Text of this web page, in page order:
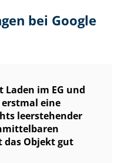
bei Google
im EG und
eine
leerstehender
das Objekt gut